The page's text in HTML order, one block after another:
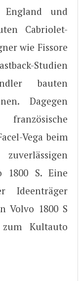
und
Cabriolet-
wie Fissore
Studien
bauten
Dagegen
Vega beim
1800 S. Eine
Ideenträger
Volvo 1800 S
Kultauto